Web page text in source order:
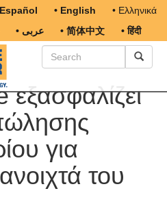
• English
• Ελληνικά
• عربى • 简体中文 • हिंदी
για
του